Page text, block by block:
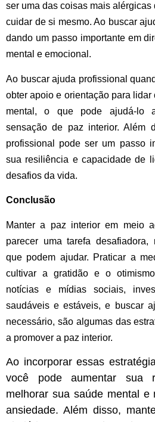
ser uma das coisas mais
cuidar de si mesmo. Ao buscar
dando um passo importante em
mental e emocional.
Ao buscar ajuda profissional
obter apoio e orientação para
mental, o que pode ajudá-lo
sensação de paz interior. Além
profissional pode ser um passo
sua resiliência e capacidade de
desafios da vida.
Conclusão
Manter a paz interior em meio
parecer uma tarefa desafiadora,
que podem ajudar. Praticar a
cultivar a gratidão e o
notícias e mídias sociais,
saudáveis ​​e estáveis, e buscar
necessário, são algumas das
a promover a paz interior.
Ao incorporar essas
você pode aumentar sua
melhorar sua saúde mental
ansiedade. Além disso,